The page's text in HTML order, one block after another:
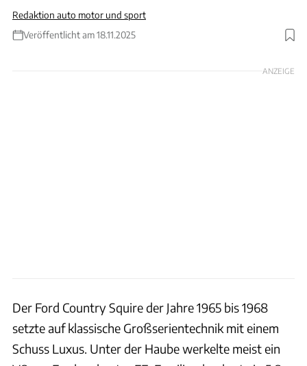
Redaktion auto motor und sport
Veröffentlicht am 18.11.2025
Foto: Sven Wedemeyer
ANZEIGE
Der Ford Country Squire der Jahre 1965 bis 1968
setzte auf klassische Großserientechnik mit einem
Schuss Luxus. Unter der Haube werkelte meist ein